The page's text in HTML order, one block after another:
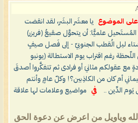
على الموضوع
يا معشَر البشَر، لقد انقضت
علميًّا: أن يتحوَّل صقيعُ (فريزر)
ليل الُقطب الجنوبيّ - إلى فَصل صيفٍ
يوليو 2023 حتى اللّحظة رغم اقتراب يوم الاستطالة (يونيو
جادةٍ مع عقولكم مثانيَ أو فرادى ثم تتفكَّروا أصدقَ
أم كان من الكاذِبين؟! وكلّ عامٍ وأنتم
يَوم الدِّين ..
في
مواضيع وعلامات لها علاقة
وياويل من اعرض عن دعوة الحق